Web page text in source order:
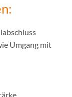
Umgang mit